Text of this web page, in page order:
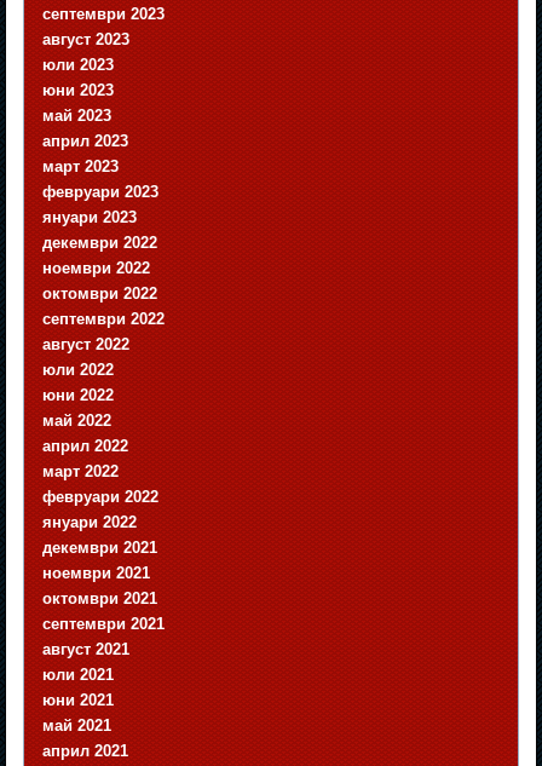
септември 2023
август 2023
юли 2023
юни 2023
май 2023
април 2023
март 2023
февруари 2023
януари 2023
декември 2022
ноември 2022
октомври 2022
септември 2022
август 2022
юли 2022
юни 2022
май 2022
април 2022
март 2022
февруари 2022
януари 2022
декември 2021
ноември 2021
октомври 2021
септември 2021
август 2021
юли 2021
юни 2021
май 2021
април 2021